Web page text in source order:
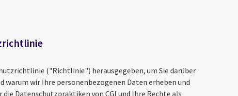
("Richtlinie") herausgegeben, um Sie darüber
warum wir Ihre personenbezogenen Daten erheben und
die Datenschutzpraktiken von CGI und Ihre Rechte als